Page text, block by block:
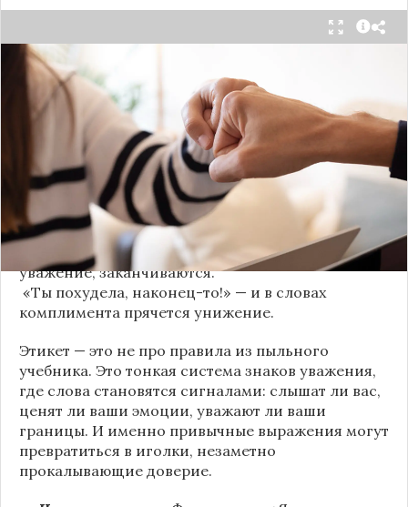
Мы часто думаем, что доверие рушится из-за
серьёзных предательств. Но на самом деле оно
трещит по швам гораздо раньше — в момент,
когда в разговоре звучит невинная на первый
взгляд фраза. Подробнее об этом рассказывает
«Этикет и психология общения» на Дзене.
«Да я никому не расскажу, правда». И через пару
дней вашу историю пересказывает другой
человек.
«Хватит ныть» — и разговор, а вместе с ним
уважение, заканчиваются.
«Ты похудела, наконец-то!» — и в словах
комплимента прячется унижение.
Этикет — это не про правила из пыльного
учебника. Это тонкая система знаков уважения,
где слова становятся сигналами: слышат ли вас,
ценят ли ваши эмоции, уважают ли ваши
границы. И именно привычные выражения могут
превратиться в иголки, незаметно
прокалывающие доверие.